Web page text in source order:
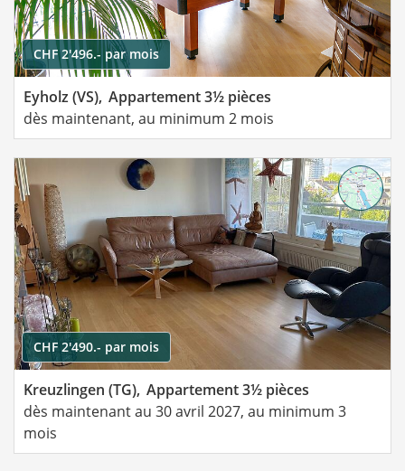
CHF 2'496.- par mois
Eyholz (VS), Appartement 3½ pièces
dès maintenant, au minimum 2 mois
CHF 2'490.- par mois
Kreuzlingen (TG), Appartement 3½ pièces
dès maintenant au 30 avril 2027, au minimum 3
mois